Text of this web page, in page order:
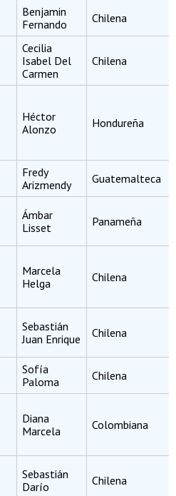
Benjamin
Fernando
Chilena
Cecilia
Isabel Del
Carmen
Chilena
Héctor
Alonzo
Hondureña
Fredy
Arizmendy
Guatemalteca
Ámbar
Lisset
Panameña
Marcela
Helga
Chilena
Sebastián
Juan Enrique
Chilena
Sofía
Paloma
Chilena
Diana
Marcela
Colombiana
Sebastián
Darío
Chilena